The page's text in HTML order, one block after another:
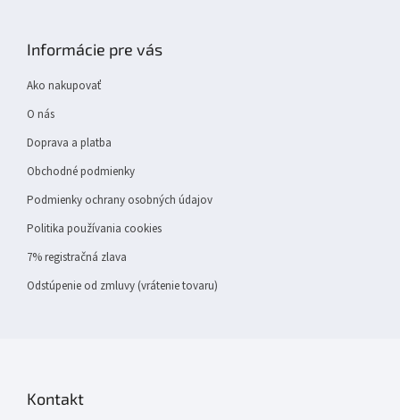
Informácie pre vás
Ako nakupovať
O nás
Doprava a platba
Obchodné podmienky
Podmienky ochrany osobných údajov
Politika používania cookies
7% registračná zlava
Odstúpenie od zmluvy (vrátenie tovaru)
Kontakt